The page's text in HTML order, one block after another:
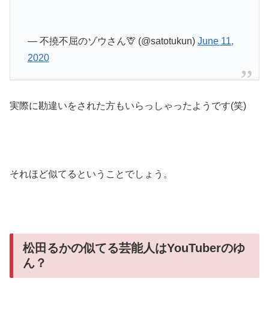
— 不撓不屈のゾウさん🦒 (@satotukun) June 11,
2020
実際に勘違いをされた方もいらっしゃったようです(笑)
それほど似てるということでしょう。
松田るかの似てる芸能人はYouTuberのゆ
ん？